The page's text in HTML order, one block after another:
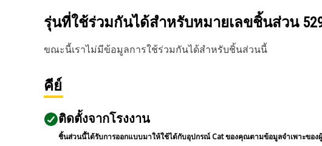
รุ่นที่ใช้ร่วมกันได้สำหรับหมายเลขชิ้นส่วน
ขณะนี้เราไม่มีข้อมูลการใช้ร่วมกันได้สำหรับชิ้นส่วนนี้
คีย์
ติดตั้งจากโรงงาน
ชิ้นส่วนนี้ได้รับการออกแบบมาให้ใช้ได้กับอุปกรณ์ Cat ของคุณตามข้อมูลจำเพาะของ